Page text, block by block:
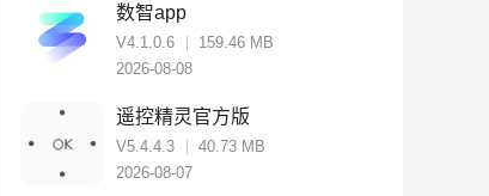
数智app
V4.1.0.6
159.46 MB
2026-08-08
遥控精灵官方版
V5.4.4.3
40.73 MB
2026-08-07